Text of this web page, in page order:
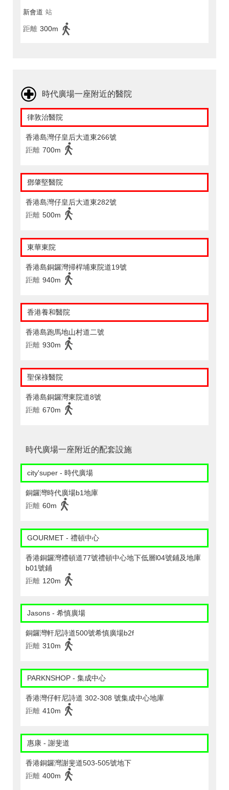
新會道 站
距離 300m
時代廣場一座附近的醫院
律敦治醫院
香港島灣仔皇后大道東266號
距離 700m
鄧肇堅醫院
香港島灣仔皇后大道東282號
距離 500m
東華東院
香港島銅鑼灣掃桿埔東院道19號
距離 940m
香港養和醫院
香港島跑馬地山村道二號
距離 930m
聖保祿醫院
香港島銅鑼灣東院道8號
距離 670m
時代廣場一座附近的配套設施
city'super - 時代廣場
銅鑼灣時代廣場b1地庫
距離 60m
GOURMET - 禮頓中心
香港銅鑼灣禮頓道77號禮頓中心地下低層l04號鋪及地庫
b01號鋪
距離 120m
Jasons - 希慎廣場
銅鑼灣軒尼詩道500號希慎廣場b2f
距離 310m
PARKNSHOP - 集成中心
香港灣仔軒尼詩道 302-308 號集成中心地庫
距離 410m
惠康 - 謝斐道
香港銅鑼灣謝斐道503-505號地下
距離 400m